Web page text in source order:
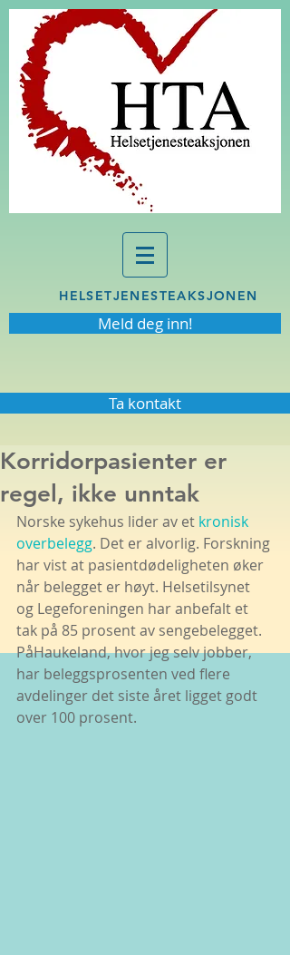
HELSETJENESTEAKSJONEN
Meld deg inn!
Ta kontakt
Korridorpasienter er
regel, ikke unntak
Norske sykehus lider av et kronisk
overbelegg. Det er alvorlig. Forskning
har vist at pasientdødeligheten øker
når belegget er høyt. Helsetilsynet
og Legeforeningen har anbefalt et
tak på 85 prosent av sengebelegget.
PåHaukeland, hvor jeg selv jobber,
har beleggsprosenten ved flere
avdelinger det siste året ligget godt
over 100 prosent.